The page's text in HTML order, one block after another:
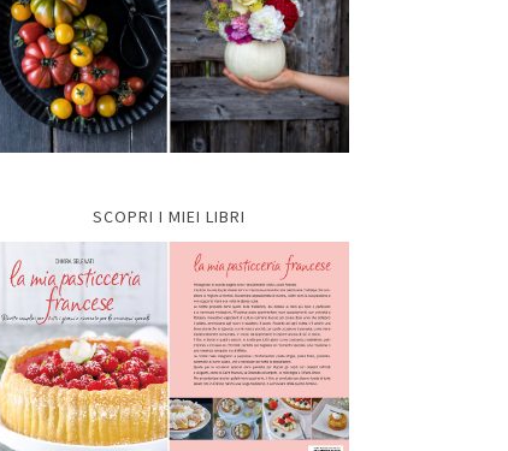
SCOPRI I MIEI LIBRI